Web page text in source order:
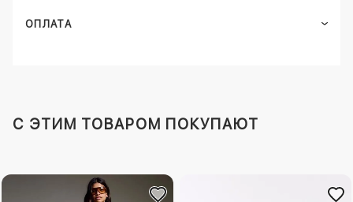
ОПЛАТА
C ЭТИМ ТОВАРОМ ПОКУПАЮТ